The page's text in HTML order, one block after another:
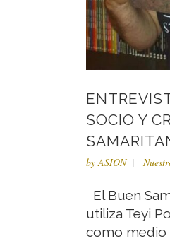
SOCIO Y
by ASION
El Buen
utiliza Teyi
como medio